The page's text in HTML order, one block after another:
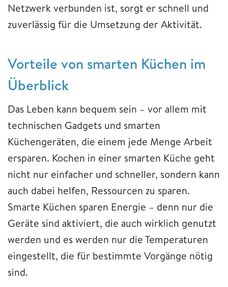
Netzwerk verbunden ist, sorgt er schnell und
zuverlässig für die Umsetzung der Aktivität.
Vorteile von smarten Küchen im
Überblick
Das Leben kann bequem sein – vor allem mit
technischen Gadgets und smarten
Küchengeräten, die einem jede Menge Arbeit
ersparen. Kochen in einer smarten Küche geht
nicht nur einfacher und schneller, sondern kann
auch dabei helfen, Ressourcen zu sparen.
Smarte Küchen sparen Energie – denn nur die
Geräte sind aktiviert, die auch wirklich genutzt
werden und es werden nur die Temperaturen
eingestellt, die für bestimmte Vorgänge nötig
sind.